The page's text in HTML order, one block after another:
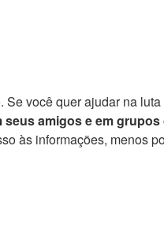
Se você quer ajudar na
amigos e em grupos
às informações, menos